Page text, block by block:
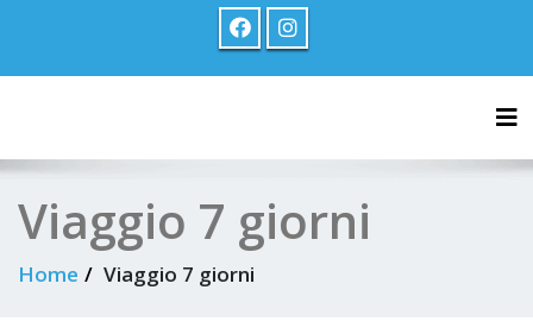
Viaggio 7 giorni
Home Viaggio 7 giorni